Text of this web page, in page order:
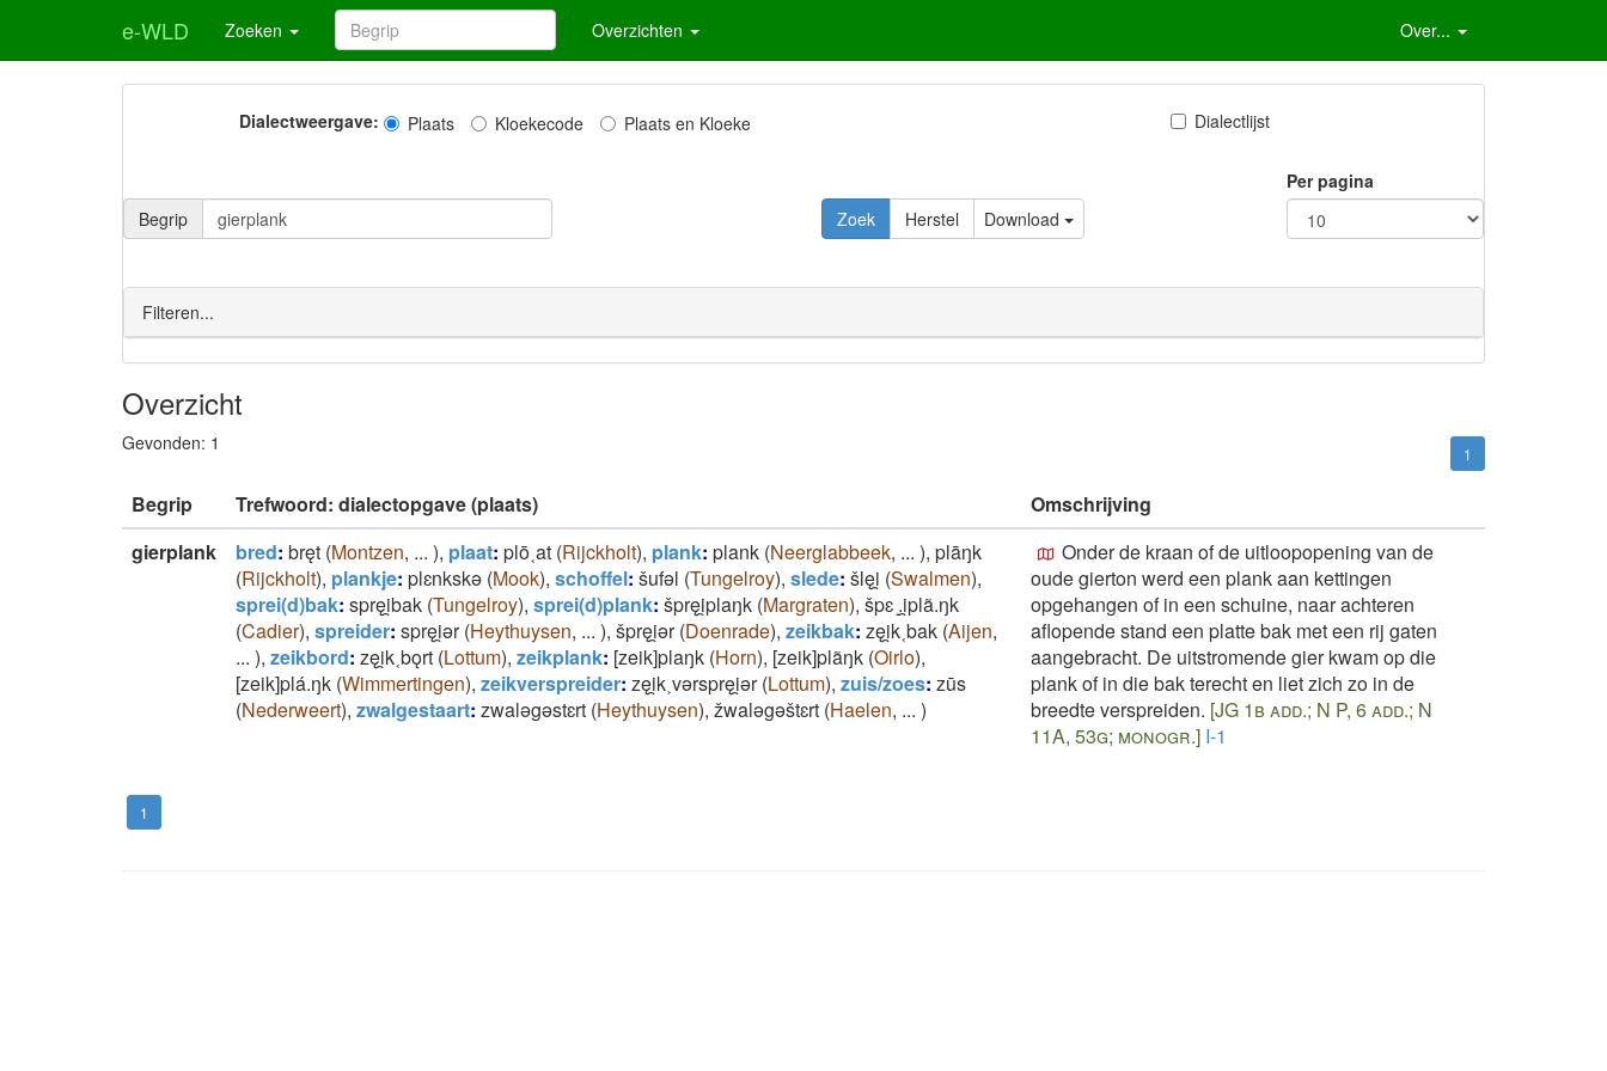
e-WLD Zoeken Overzichten Over...
Dialectweergave: Plaats Kloekecode Plaats en Kloeke Dialectlijst
Begrip Zoek Herstel Download
Per pagina
Filteren...
Overzicht
Gevonden: 1 1
Begrip Trefwoord: dialectopgave (plaats)
Omschrijving
gierplank
bred: bręt (Montzen, ... ), plaat: plō˱at (Rijckholt), plank: plank (Neerglabbeek, ... ), plāŋk
(Rijckholt), plankje: plɛnkskǝ (Mook), schoffel: šufǝl (Tungelroy), slede: šlęi̯ (Swalmen),
sprei(d)bak: spręi̯bak (Tungelroy), sprei(d)plank: špręi̯plaŋk (Margraten), špɛ ̝.i̯plã.ŋk
(Cadier), spreider: spręi̯ǝr(Heythuysen, ... ), špręi̯ǝr(Doenrade), zeikbak: zęi̯k˱bak (Aijen,
... ), zeikbord: zęi̯k˱bǫrt (Lottum), zeikplank: [zeik]plaŋk (Horn), [zeik]plãŋk (Oirlo),
[zeik]plá.ŋk (Wimmertingen), zeikverspreider: zęi̯k˲vǝrspręi̯ǝr(Lottum), zuis/zoes: zūs
(Nederweert), zwalgestaart: zwalǝgǝstɛrt (Heythuysen), žwalǝgǝštɛrt (Haelen, ... )
Onder de kraan of de uitloopopening van de
oude gierton werd een plank aan kettingen
opgehangen of in een schuine, naar achteren
aflopende stand een platte bak met een rij gaten
aangebracht. De uitstromende gier kwam op die
plank of in die bak terecht en liet zich zo in de
breedte verspreiden. [JG 1b add.; N P, 6 add.; N
11A, 53g; monogr.] I-1
1